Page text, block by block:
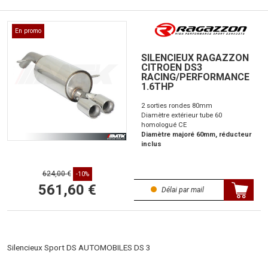
En promo
SILENCIEUX RAGAZZON
CITROEN DS3
RACING/PERFORMANCE
1.6THP
2 sorties rondes 80mm
Diamètre extérieur tube 60
homologué CE
Diamètre majoré 60mm, réducteur
inclus
624,00 € -10%
561,60 € Délai par mail
Silencieux Sport DS AUTOMOBILES DS 3